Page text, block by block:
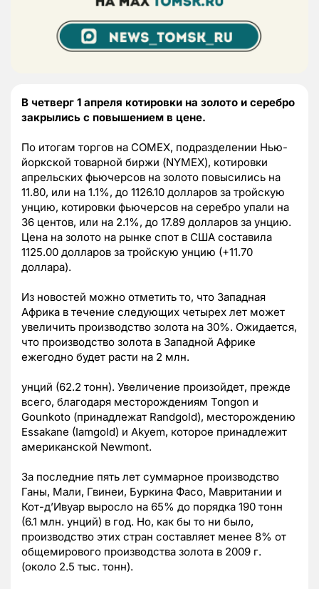
В четверг 1 апреля котировки на золото и серебро
закрылись с повышением в цене.
По итогам торгов на COMEX, подразделении Нью-
йоркской товарной биржи (NYMEX), котировки
апрельских фьючерсов на золото повысились на
11.80, или на 1.1%, до 1126.10 долларов за тройскую
унцию, котировки фьючерсов на серебро упали на
36 центов, или на 2.1%, до 17.89 долларов за унцию.
Цена на золото на рынке спот в США составила
1125.00 долларов за тройскую унцию (+11.70
доллара).
Из новостей можно отметить то, что Западная
Африка в течение следующих четырех лет может
увеличить производство золота на 30%. Ожидается,
что производство золота в Западной Африке
ежегодно будет расти на 2 млн.
унций (62.2 тонн). Увеличение произойдет, прежде
всего, благодаря месторождениям Tongon и
Gounkoto (принадлежат Randgold), месторождению
Essakane (Iamgold) и Akyem, которое принадлежит
американской Newmont.
За последние пять лет суммарное производство
Ганы, Мали, Гвинеи, Буркина Фасо, Мавритании и
Кот-д’Ивуар выросло на 65% до порядка 190 тонн
(6.1 млн. унций) в год. Но, как бы то ни было,
производство этих стран составляет менее 8% от
общемирового производства золота в 2009 г.
(около 2.5 тыс. тонн).